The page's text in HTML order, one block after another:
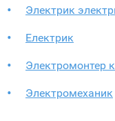
Электрик
Електрик
Электромонтер
Электромеханик